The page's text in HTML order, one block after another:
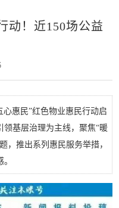
动！近150场公益
心惠民”红色物业惠民行动启
基层治理为主线，聚焦“暖
，推出系列惠民服务举措，